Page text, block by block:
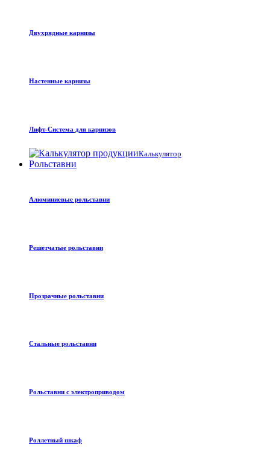
Двухрядные карнизы
Настенные карнизы
Лифт-Система для карнизов
Калькулятор
Рольставни
Алюминиевые рольставни
Решетчатые рольставни
Прозрачные рольставни
Стальные рольставни
Рольставни с электроприводом
Роллетный шкаф